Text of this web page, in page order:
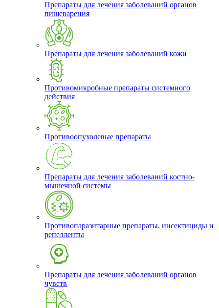
Препараты для лечения заболеваний органов
пищеварения
Препараты для лечения заболеваний кожи
Противомикробные препараты системного
действия
Противоопухолевые препараты
Препараты для лечения заболеваний костно-
мышечной системы
Противопаразитарные препараты, инсектициды и
репелленты
Препараты для лечения заболеваний органов
чувств